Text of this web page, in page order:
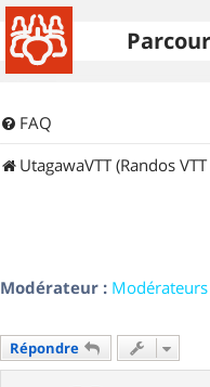
FAQ
UtagawaVTT (Randos
Modérateur :
Répondre